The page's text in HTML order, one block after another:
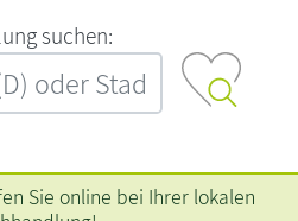
‍s‍u‍c‍h‍e‍n‍:‍
Sie online bei Ihrer lokalen